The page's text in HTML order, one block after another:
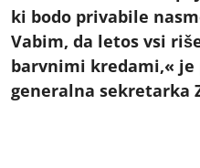
ki bodo privabile
Vabim, da letos vsi
barvnimi kredami,« je
generalna sekretarka